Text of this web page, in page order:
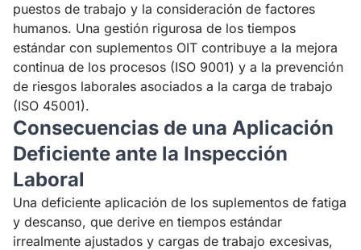
puestos de trabajo y la consideración de factores
humanos. Una gestión rigurosa de los tiempos
estándar con suplementos OIT contribuye a la mejora
continua de los procesos (ISO 9001) y a la prevención
de riesgos laborales asociados a la carga de trabajo
(ISO 45001).
Consecuencias de una Aplicación
Deficiente ante la Inspección
Laboral
Una deficiente aplicación de los suplementos de fatiga
y descanso, que derive en tiempos estándar
irrealmente ajustados y cargas de trabajo excesivas,